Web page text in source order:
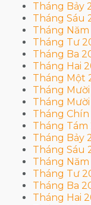
Tháng Bảy
Tháng Sáu
Tháng Năm
Tháng Tư
Tháng Ba
Tháng Hai
Tháng Một
Tháng
Tháng
Tháng
Tháng Tám
Tháng Bảy
Tháng Sáu
Tháng
Tháng Tư
Tháng Ba
Tháng Hai